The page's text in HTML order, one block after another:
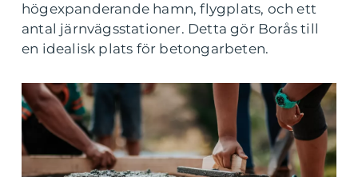
högexpanderande hamn, flygplats, och ett
antal järnvägsstationer. Detta gör Borås till
en idealisk plats för betongarbeten.